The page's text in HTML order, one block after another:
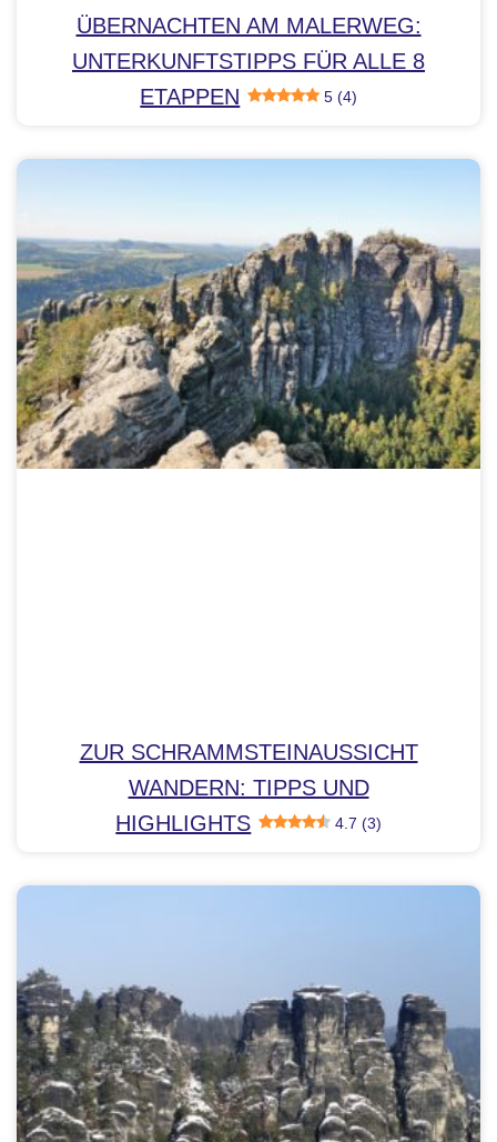
ÜBERNACHTEN AM MALERWEG:
UNTERKUNFTSTIPPS FÜR ALLE 8
ETAPPEN
5 (4)
ZUR SCHRAMMSTEINAUSSICHT
WANDERN: TIPPS UND
HIGHLIGHTS
4.7 (3)